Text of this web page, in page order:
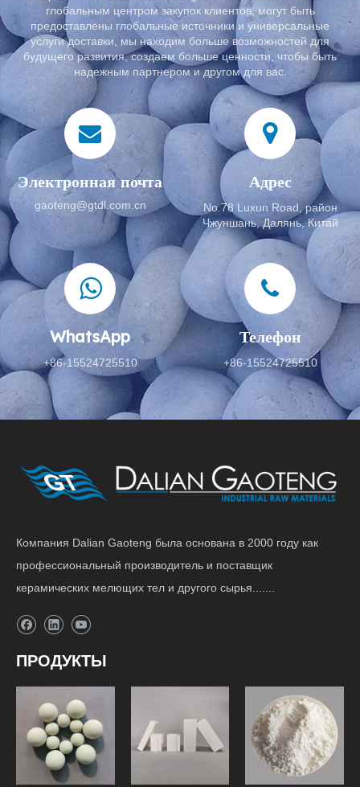
глобальным центром закупок клиентов, могут быть
предоставлены глобальные источники и универсальные
услуги доставки, мы находим больше возможностей для
будущего развития, создаем больше ценности, чтобы быть
надежным партнером и другом для вас.
Электронная почта
gaoteng@gtdl.com.cn
Адрес
No.78 Luxun Road, район
Чжуншань, Далянь, Китай
WhatsApp
+86-15524725510
Телефон
+86-15524725510
Компания Dalian Gaoteng была основана в 2000 году как
профессиональный производитель и поставщик
керамических мелющих тел и другого сырья.......
ПРОДУКТЫ
Мелющие
шары
Футеровка
шаровой
мельницы
Сырье